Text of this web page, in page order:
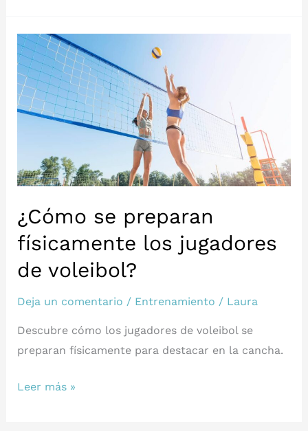
fuerza
y
la
resistencia
voleibol?
¿Cómo se preparan
físicamente los jugadores
de voleibol?
Deja un comentario / Entrenamiento / Laura
Descubre cómo los jugadores de voleibol se
preparan físicamente para destacar en la cancha.
¿Cómo
Leer más »